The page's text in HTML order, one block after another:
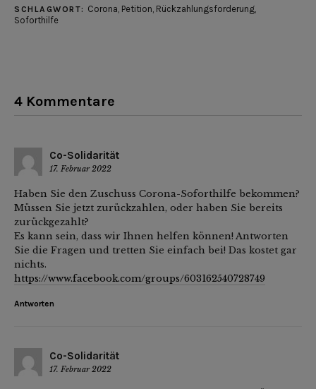
SCHLAGWORT: Corona, Petition, Rückzahlungsforderung,
Soforthilfe
4 Kommentare
Co-Solidarität
17. Februar 2022
Haben Sie den Zuschuss Corona-Soforthilfe bekommen?
Müssen Sie jetzt zurückzahlen, oder haben Sie bereits
zurückgezahlt?
Es kann sein, dass wir Ihnen helfen können! Antworten
Sie die Fragen und tretten Sie einfach bei! Das kostet gar
nichts.
https://www.facebook.com/groups/603162540728749
Antworten
Co-Solidarität
17. Februar 2022